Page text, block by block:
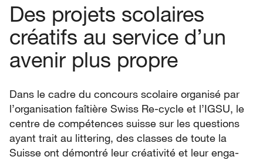
Des projets scolaires
créatifs au service d’un
avenir plus propre
Dans le cadre du concours scolaire organisé par
l’organisation faîtière Swiss Re-cycle et l’IGSU, le
centre de compétences suisse sur les questions
ayant trait au littering, des classes de toute la
Suisse ont démontré leur créativité et leur enga-